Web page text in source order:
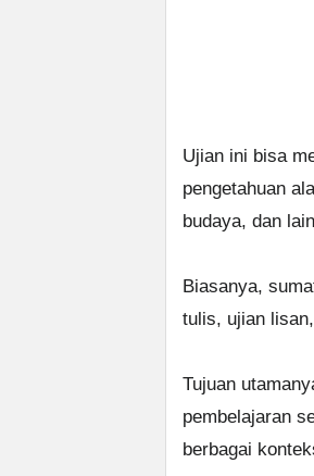
Ujian ini bisa
pengetahuan
budaya, dan
Biasanya,
tulis, ujian
Tujuan
pembelajaran
berbagai